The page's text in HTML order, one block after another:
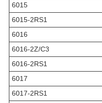
6015
6015-2RS1
6016
6016-2Z/C3
6016-2RS1
6017
6017-2RS1